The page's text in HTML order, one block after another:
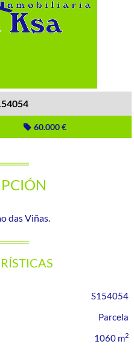
60.000 €
das Viñas.
S154054
Parcela
1060 m2